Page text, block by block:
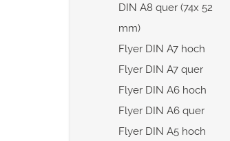
DIN A8 quer (74x 52
mm)
Flyer DIN A7 hoch
Flyer DIN A7 quer
Flyer DIN A6 hoch
Flyer DIN A6 quer
Flyer DIN A5 hoch